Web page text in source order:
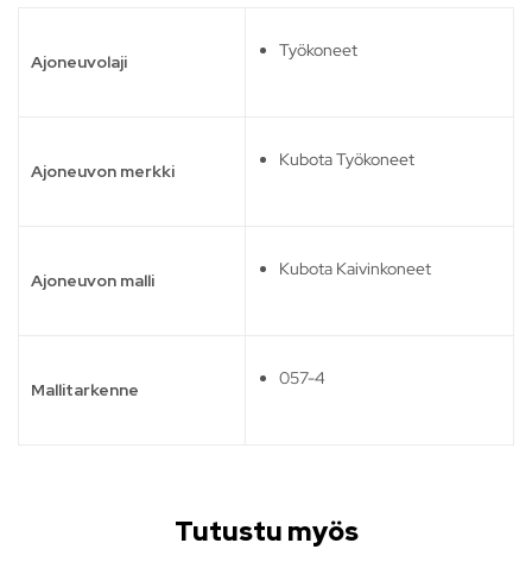
Ajoneuvolaji
Työkoneet
Ajoneuvon merkki
Kubota Työkoneet
Ajoneuvon malli
Kubota Kaivinkoneet
Mallitarkenne
057-4
Tutustu myös